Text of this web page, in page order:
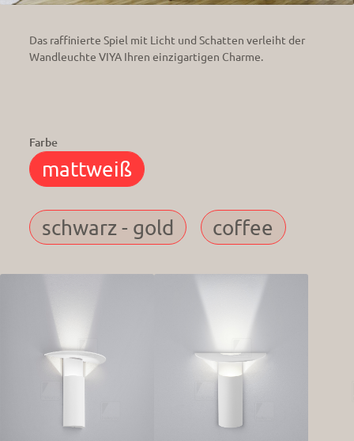
Das raffinierte Spiel mit Licht und Schatten verleiht der
Wandleuchte VIYA Ihren einzigartigen Charme.
Farbe